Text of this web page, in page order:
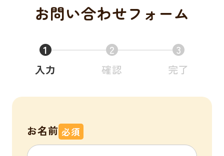
お問い合わせフォーム
1
入力
2
確認
3
完了
お名前 必須